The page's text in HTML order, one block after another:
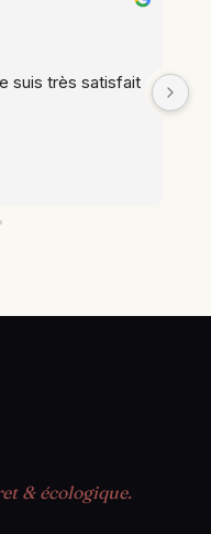
(j’ai
été donné),
& écologique.